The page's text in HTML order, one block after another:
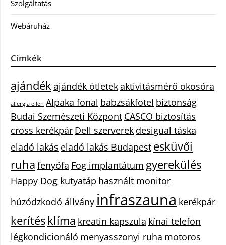
Szolgáltatás
Webáruház
Címkék
ajándékajándék ötletekaktivitásmérő okosóra
allergia ellen Alpaka fonal babzsákfotel biztonság
Budai Szemészeti Központ CASCO biztosítás
cross kerékpár Dell szerverek desigual táska
eladó lakás eladó lakás Budapest esküvői
ruha fenyőfa Fog implantátum gyerekülés
Happy Dog kutyatáp használt monitor
húzódzkodó állvány infraszauna kerékpár
kerítésklíma kreatin kapszula kínai telefon
légkondicionáló menyasszonyi ruha motoros